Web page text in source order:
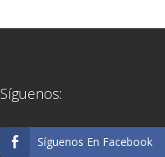
Síguenos:
Síguenos En Facebook